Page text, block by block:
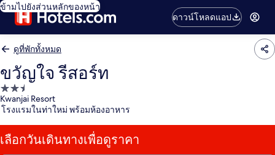
ข้ามไปยังส่วนหลักของหน้า
ดาวน์โหลดแอป
ดูที่พักทั้งหมด
ขวัญใจ รีสอร์ท
ที่พัก
2.5
Kwanjai Resort
โรงแรมในท่าใหม่ พร้อมห้องอาหาร
เลือกวันเดินทางเพื่อดูราคา